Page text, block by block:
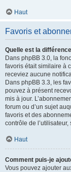
Haut
Favoris et
Quelle est la
Dans phpBB 3.0, la
favoris était similaire à
receviez aucune
Dans phpBB 3.3, les
pouvez à présent
mis à jour.
forum ou d’un sujet
favoris et des
contrôle de
Haut
Comment puis-je
Vous pouvez ajouter